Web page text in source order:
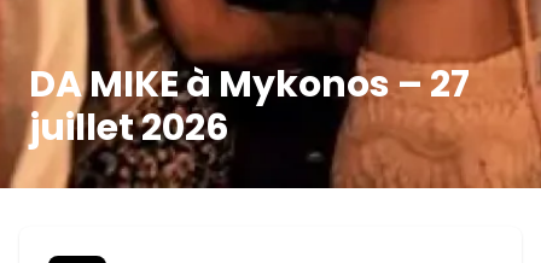
DA MIKE à Mykonos – 27
juillet 2026